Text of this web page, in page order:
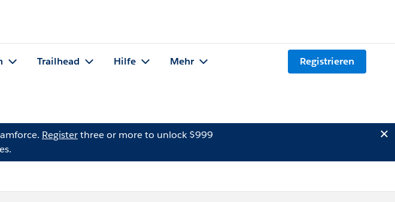
Trailhead Hilfe Mehr Registrieren
Registerthree or more to unlock $999